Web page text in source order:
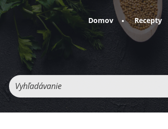
Domov Recepty
Vyhľadávanie